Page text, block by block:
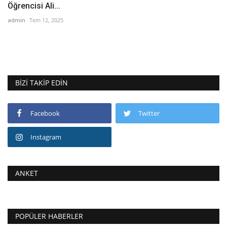
Öğrencisi Ali...
admin Tem 12, 2025
BIZI TAKIP EDIN
Facebook Twitter
Instagram
ANKET
POPÜLER HABERLER